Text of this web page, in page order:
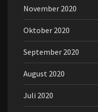
November 2020
Oktober 2020
September 2020
August 2020
Juli 2020